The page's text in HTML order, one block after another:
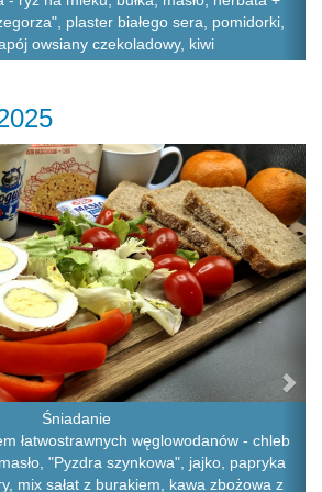
plaster białego sera, pomidorki,
owsiany czekoladowy, kiwi
Śniadanie
łatwostrawnych węglowodanów - chleb
"Pyzdra szynkowa", jajko, papryka
mix sałat z burakiem, kawa zbożowa z